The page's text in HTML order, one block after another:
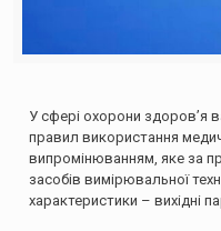
У сфері охорони
правил використання
випромінюванням, яке за
засобів вимірювальної
характеристики – вихідні